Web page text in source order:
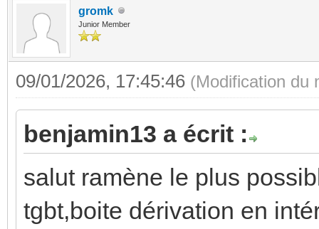
gromk
Junior Member
09/01/2026, 17:45:46 (Modification du
benjamin13 a écrit :
salut ramène le plus
tgbt,boite dérivation en